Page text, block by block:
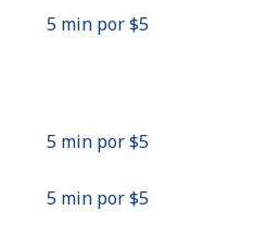
5 min por ⁦$5⁩
5 min por ⁦$5⁩
5 min por ⁦$5⁩